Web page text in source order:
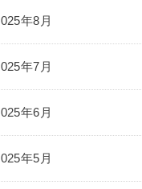
年8月
年7月
年6月
年5月